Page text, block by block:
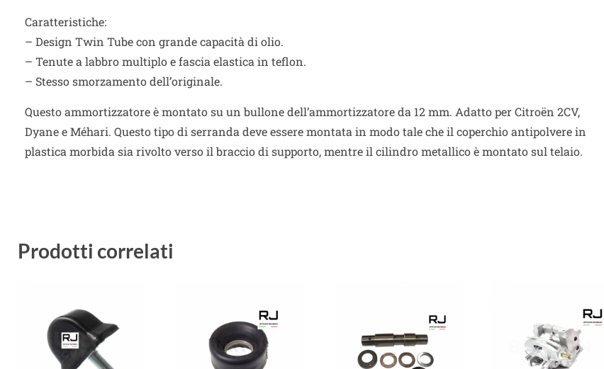
Caratteristiche:
– Design Twin Tube con grande capacità di olio.
– Tenute a labbro multiplo e fascia elastica in teflon.
– Stesso smorzamento dell’originale.
Questo ammortizzatore è montato su un bullone dell’ammortizzatore da 12 mm. Adatto per Citroën 2CV,
Dyane e Méhari. Questo tipo di serranda deve essere montata in modo tale che il coperchio antipolvere in
plastica morbida sia rivolto verso il braccio di supporto, mentre il cilindro metallico è montato sul telaio.
Prodotti correlati